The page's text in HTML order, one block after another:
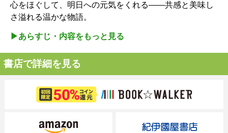
心をほぐして、明日への元気をくれる――共感と美味し
さ溢れる温かな物語。
▶︎あらすじ・内容をもっと見る
書店で詳細を見る